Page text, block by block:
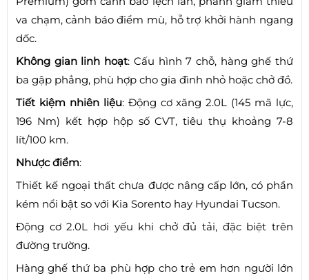
va chạm, cảnh báo điểm mù, hỗ trợ khởi hành ngang
dốc.
Không gian linh hoạt: Cấu hình 7 chỗ, hàng ghế thứ
ba gập phẳng, phù hợp cho gia đình nhỏ hoặc chở đồ.
Tiết kiệm nhiên liệu: Động cơ xăng 2.0L (145 mã lực,
196 Nm) kết hợp hộp số CVT, tiêu thụ khoảng 7-8
lít/100 km.
Nhược điểm:
Thiết kế ngoại thất chưa được nâng cấp lớn, có phần
kém nổi bật so với Kia Sorento hay Hyundai Tucson.
Động cơ 2.0L hơi yếu khi chở đủ tải, đặc biệt trên
đường trường.
Hàng ghế thứ ba phù hợp cho trẻ em hơn người lớn